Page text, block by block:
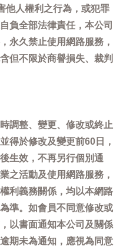
他人權利之行為，或犯罪
負全部法律責任，本公司
永久禁止使用網路服務，
但不限於商譽損失、裁判
調整、變更、修改或終止
得於修改及變更前60日，
生效，不再另行個別通
之活動及使用網路服務，
利義務關係，均以本網路
準。如會員不同意修改或
以書面通知本公司及關係
期未為通知，應視為同意